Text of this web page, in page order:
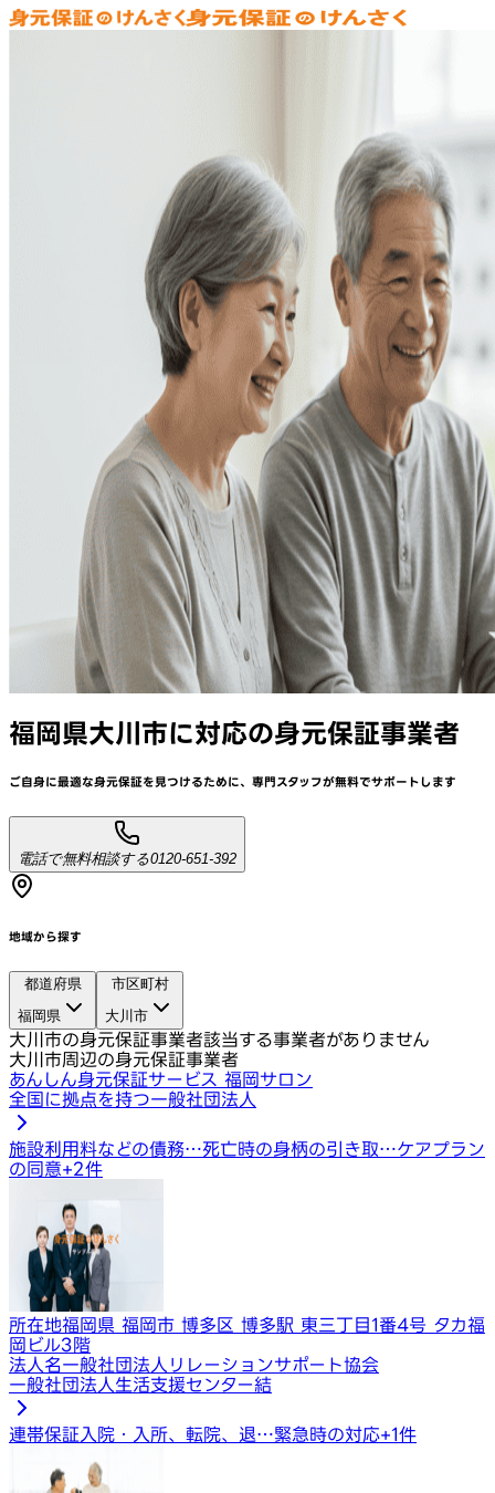
福岡県大川市に対応の身元保証事業者
ご自身に最適な身元保証を見つけるために、 専門スタッフが無料でサポートします
電話で無料相談する0120-651-392
地域から探す
都道府県
福岡県
市区町村
大川市
大川市の身元保証事業者該当する事業者がありません
大川市周辺の身元保証事業者
あんしん身元保証サービス 福岡サロン
全国に拠点を持つ一般社団法人
施設利用料などの債務…死亡時の身柄の引き取…ケアプラン
の同意+2件
所在地福岡県 福岡市 博多区 博多駅 東三丁目1番4号 タカ福
岡ビル3階
法人名一般社団法人リレーションサポート協会
一般社団法人生活支援センター結
連帯保証 入院・入所、転院、退…緊急時の対応+1件